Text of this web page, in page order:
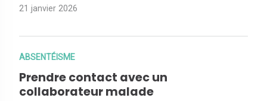
21 janvier 2026
ABSENTÉISME
Prendre contact avec un
collaborateur malade